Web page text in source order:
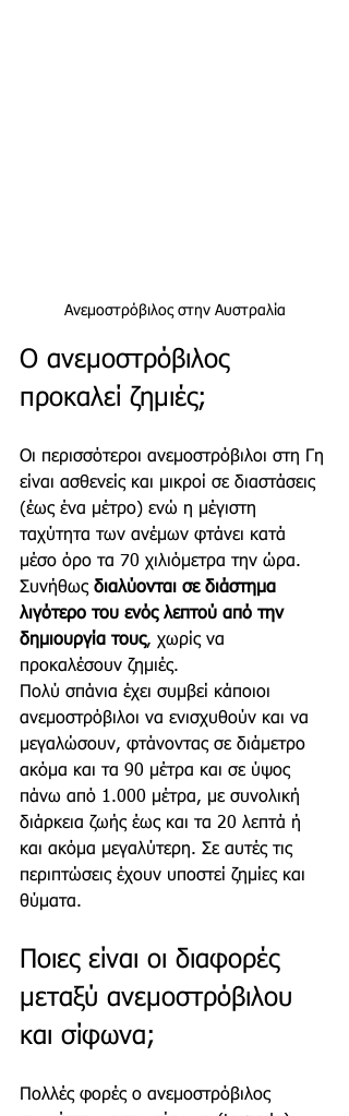
Ανεμοστρόβιλος στην Αυστραλία
Ο ανεμοστρόβιλος
προκαλεί ζημιές;
Οι περισσότεροι ανεμοστρόβιλοι στη Γη
είναι ασθενείς και μικροί σε διαστάσεις
(έως ένα μέτρο) ενώ η μέγιστη
ταχύτητα των ανέμων φτάνει κατά
μέσο όρο τα 70 χιλιόμετρα την ώρα.
Συνήθως διαλύονται σε διάστημα
λιγότερο του ενός λεπτού από την
δημιουργία τους, χωρίς να
προκαλέσουν ζημιές.
Πολύ σπάνια έχει συμβεί κάποιοι
ανεμοστρόβιλοι να ενισχυθούν και να
μεγαλώσουν, φτάνοντας σε διάμετρο
ακόμα και τα 90 μέτρα και σε ύψος
πάνω από 1.000 μέτρα, με συνολική
διάρκεια ζωής έως και τα 20 λεπτά ή
και ακόμα μεγαλύτερη. Σε αυτές τις
περιπτώσεις έχουν υποστεί ζημίες και
θύματα.
Ποιες είναι οι διαφορές
μεταξύ ανεμοστρόβιλου
και σίφωνα;
Πολλές φορές ο ανεμοστρόβιλος